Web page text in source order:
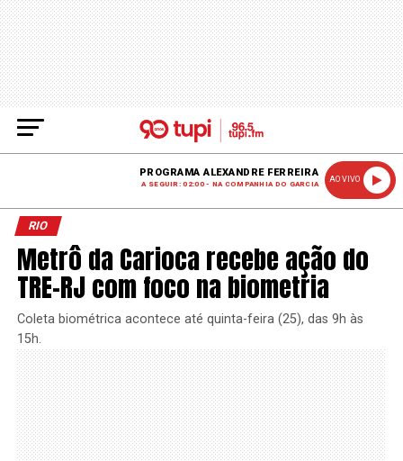
PROGRAMA ALEXANDRE FERREIRA
A SEGUIR: 02:00 - NA COMPANHIA DO GARCIA
AO VIVO
RIO
Metrô da Carioca recebe ação do
TRE-RJ com foco na biometria
Coleta biométrica acontece até quinta-feira (25), das 9h às
15h.